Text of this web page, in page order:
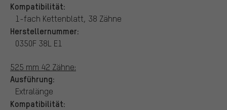
Kompatibilität:
1-fach Kettenblatt, 38 Zähne
Herstellernummer:
0350F 38L E1
525 mm 42 Zähne:
Ausführung:
Extralänge
Kompatibilität: